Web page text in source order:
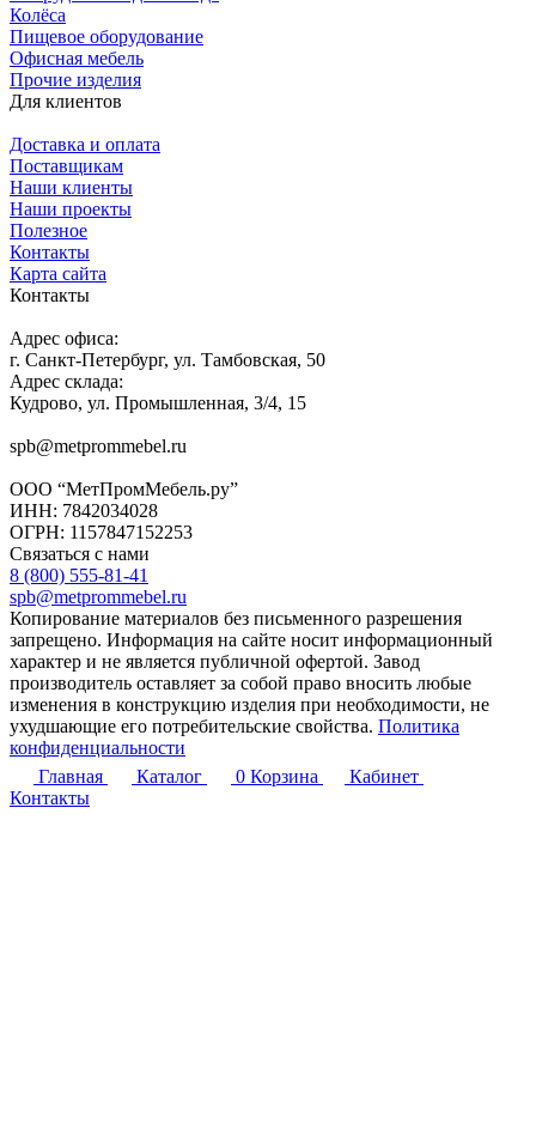
Колёса
Пищевое оборудование
Офисная мебель
Прочие изделия
Для клиентов
Доставка и оплата
Поставщикам
Наши клиенты
Наши проекты
Полезное
Контакты
Карта сайта
Контакты
Адрес офиса:
г. Санкт-Петербург, ул. Тамбовская, 50
Адрес склада:
Кудрово, ул. Промышленная, 3/4, 15
spb@metprommebel.ru
ООО “МетПромМебель.ру”
ИНН: 7842034028
ОГРН: 1157847152253
Связаться с нами
8 (800) 555-81-41
spb@metprommebel.ru
Копирование материалов без письменного разрешения
запрещено. Информация на сайте носит информационный
характер и не является публичной офертой. Завод
производитель оставляет за собой право вносить любые
изменения в конструкцию изделия при необходимости, не
ухудшающие его потребительские свойства. Политика
конфиденциальности
Главная
Каталог 0 Корзина
Кабинет
Контакты